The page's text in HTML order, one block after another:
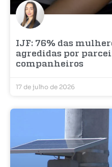
IJF: 76% das
agredidas por
companheiros
17 de julho de 2026